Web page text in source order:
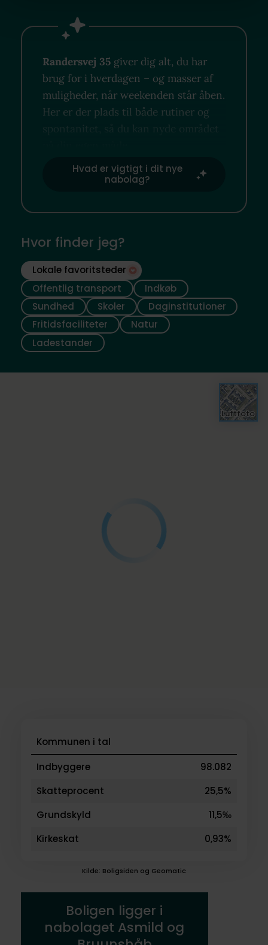
Randersvej 35 giver dig alt, du har
brug for i hverdagen – og masser af
muligheder, når weekenden står åben.
Her er der plads til både rutiner og
spontanitet, så du kan nyde området
Hvad er vigtigt i dit nye
nabolag?
Hvor finder jeg?
Lokale favoritsteder
Offentlig transport
Indkøb
Sundhed
Skoler
Daginstitutioner
Fritidsfaciliteter
Natur
Ladestander
Luftfoto
Kommunen i tal
Indbyggere
98.082
Skatteprocent
25,5%
Grundskyld
11,5‰
Kirkeskat
0,93%
Kilde: Boligsiden og Geomatic
Boligen ligger i
nabolaget Asmild og